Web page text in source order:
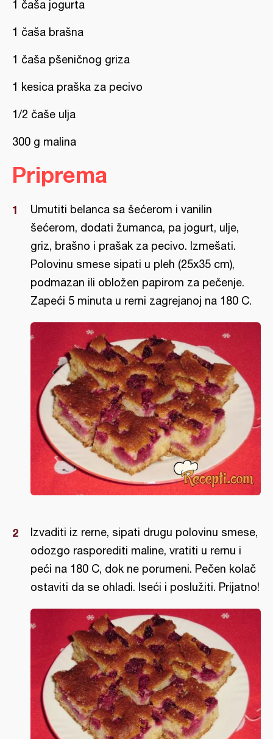
1 čaša jogurta
1 čaša brašna
1 čaša pšeničnog griza
1 kesica praška za pecivo
1/2 čaše ulja
300 g malina
Priprema
Umutiti belanca sa šećerom i vanilin
šećerom, dodati žumanca, pa jogurt, ulje,
griz, brašno i prašak za pecivo. Izmešati.
Polovinu smese sipati u pleh (25x35 cm),
podmazan ili obložen papirom za pečenje.
Zapeći 5 minuta u rerni zagrejanoj na 180 C.
Izvaditi iz rerne, sipati drugu polovinu smese,
odozgo rasporediti maline, vratiti u rernu i
peći na 180 C, dok ne porumeni. Pečen kolač
ostaviti da se ohladi. Iseći i poslužiti. Prijatno!